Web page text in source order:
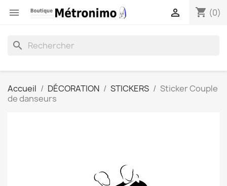
 shopping_cart (0)

search
Accueil DÉCORATION STICKERS
Sticker Couple
de danseurs